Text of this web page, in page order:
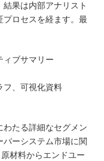
果は内部アナリスト
プロセスを経ます。最
ィブサマリー
フ、可視化資料
たる詳細なセグメン
バーシステム市場に関
材料からエンドユー